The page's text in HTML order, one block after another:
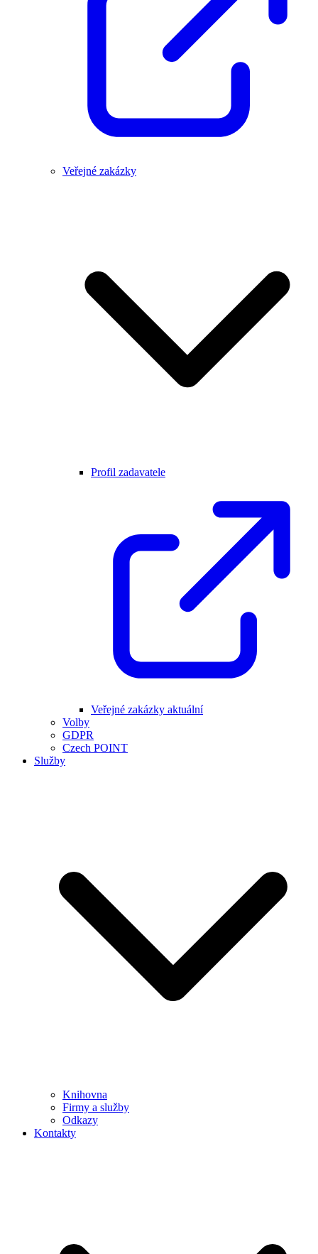
Veřejné zakázky
Profil zadavatele
Veřejné zakázky aktuální
Volby
GDPR
Czech POINT
Služby
Knihovna
Firmy a služby
Odkazy
Kontakty